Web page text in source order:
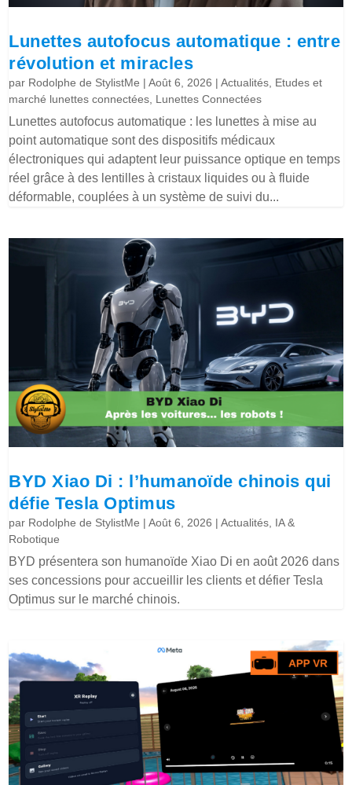
Lunettes autofocus automatique : entre
révolution et miracles
par Rodolphe de StylistMe |Août 6, 2026 |Actualités Etudes et
marché lunettes connectées Lunettes Connectées
Lunettes autofocus automatique : les lunettes à mise au
point automatique sont des dispositifs médicaux
électroniques qui adaptent leur puissance optique en temps
réel grâce à des lentilles à cristaux liquides ou à fluide
déformable, couplées à un système de suivi du...
BYD Xiao Di : l’humanoïde chinois qui
défie Tesla Optimus
par Rodolphe de StylistMe |Août 6, 2026 |Actualités IA &
Robotique
BYD présentera son humanoïde Xiao Di en août 2026 dans
ses concessions pour accueillir les clients et défier Tesla
Optimus sur le marché chinois.